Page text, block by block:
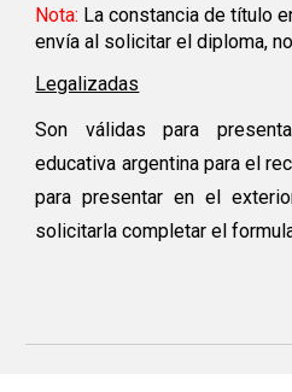
Nota: La constancia de título
envía al solicitar el diploma,
Legalizadas
Son válidas para
educativa argentina para el
para presentar en el
solicitarla completar el